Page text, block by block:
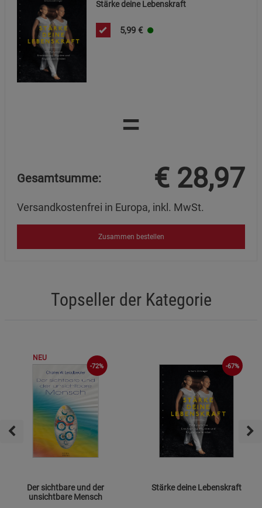
Stärke deine Lebenskraft
5,99 €
=
Gesamtsumme: € 28,97
Versandkostenfrei in Europa, inkl. MwSt.
Zusammen bestellen
Topseller der Kategorie
NEU
-72%
Der sichtbare und der
unsichtbare Mensch
-67%
Stärke deine Lebenskraft